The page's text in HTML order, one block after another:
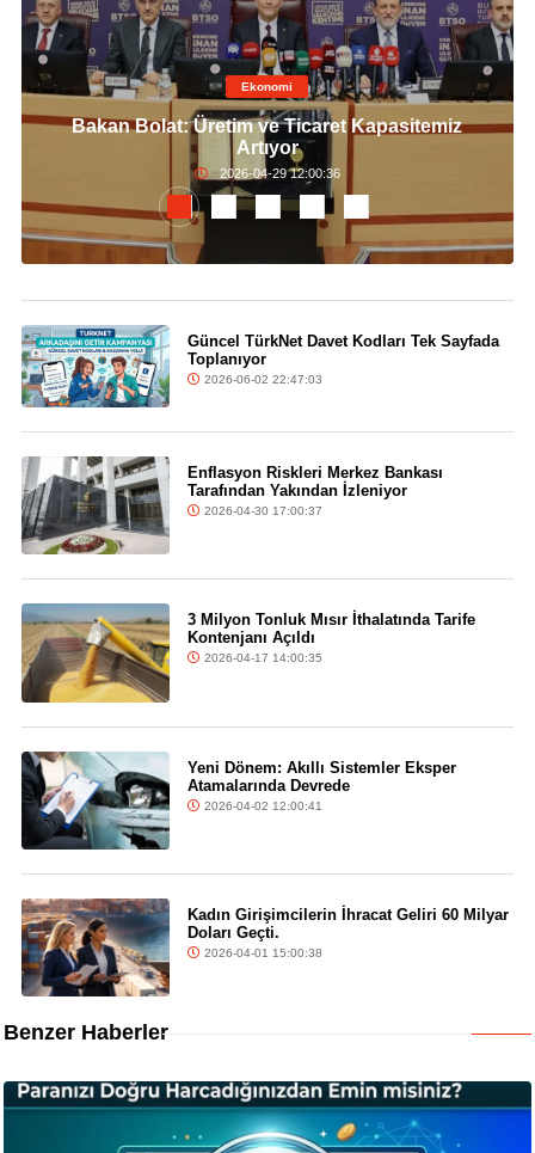
Ekonomi
Bakan Bolat: Üretim ve Ticaret Kapasitemiz
Artıyor
2026-04-29 12:00:36
Güncel TürkNet Davet Kodları Tek Sayfada
Toplanıyor
2026-06-02 22:47:03
Enflasyon Riskleri Merkez Bankası
Tarafından Yakından İzleniyor
2026-04-30 17:00:37
3 Milyon Tonluk Mısır İthalatında Tarife
Kontenjanı Açıldı
2026-04-17 14:00:35
Yeni Dönem: Akıllı Sistemler Eksper
Atamalarında Devrede
2026-04-02 12:00:41
Kadın Girişimcilerin İhracat Geliri 60 Milyar
Doları Geçti.
2026-04-01 15:00:38
Benzer Haberler